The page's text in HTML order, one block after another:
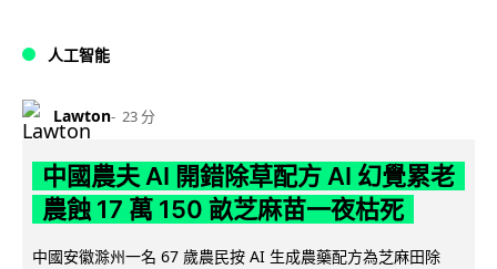
人工智能
Lawton 23 分
中國農夫 AI 開錯除草配方 AI 幻覺累老
農蝕 17 萬 150 畝芝麻苗一夜枯死
中國安徽滁州一名 67 歲農民按 AI 生成農藥配方為芝麻田除